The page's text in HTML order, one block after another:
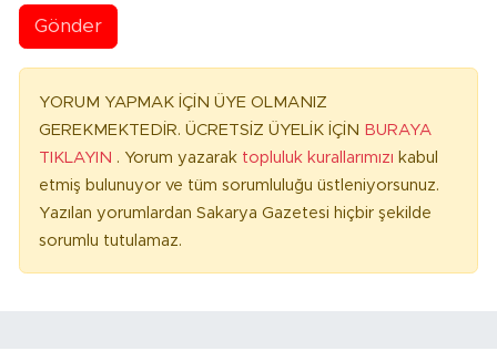
Gönder
YORUM YAPMAK İÇİN ÜYE OLMANIZ
GEREKMEKTEDİR. ÜCRETSİZ ÜYELİK İÇİN BURAYA
TIKLAYIN . Yorum yazarak topluluk kurallarımızı kabul
etmiş bulunuyor ve tüm sorumluluğu üstleniyorsunuz.
Yazılan yorumlardan Sakarya Gazetesi hiçbir şekilde
sorumlu tutulamaz.